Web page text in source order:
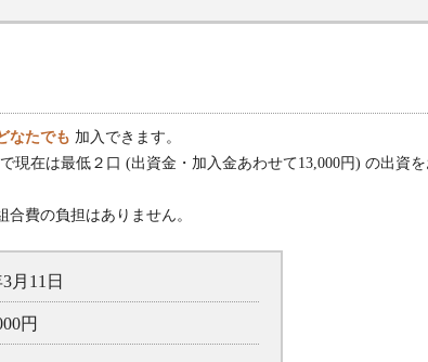
なたでも 加入できます。
で現在は最低２口 (出資金・加入金あわせて13,000円) の出資
費の負担はありません。
月11日
円